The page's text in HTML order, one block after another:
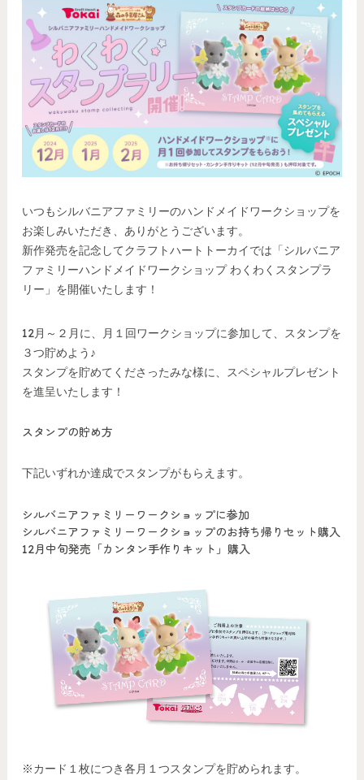
いつもシルバニアファミリーのハンドメイドワークショップを
お楽しみいただき、ありがとうございます。
新作発売を記念してクラフトハートトーカイでは「シルバニア
ファミリーハンドメイドワークショップ わくわくスタンプラ
リー」を開催いたします！
12月～２月に、月１回ワークショップに参加して、スタンプを
３つ貯めよう♪
スタンプを貯めてくださったみな様に、スペシャルプレゼント
を進呈いたします！
スタンプの貯め方
下記いずれか達成でスタンプがもらえます。
シルバニアファミリーワークショップに参加
シルバニアファミリーワークショップのお持ち帰りセット購入
12月中旬発売「カンタン手作りキット」購入
※カード１枚につき各月１つスタンプを貯められます。